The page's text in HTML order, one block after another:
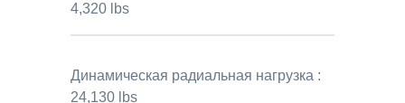
4,320 lbs
Динамическая радиальная нагрузка :
24,130 lbs